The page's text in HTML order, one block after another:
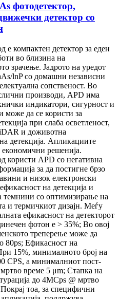
фотодетектор,
детектор со
е компактен детектор за еден
во близина на
зрачење. Јадрото на уредот
lnP со домашни независни
сопственост. Во
производи, APD има
индикатори, сигурност и
може да се користи за
при слаба осветленост,
и доживотна
детекција. Апликациите
економични решенија.
користи APD со негативна
за да постигне брзо
и низок електронски
на детекција и
темнини со оптимизирање на
и термичкиот дизајн. Меѓу
ефикасност на детекторот
фотон е > 35%; Во овој
треперење може да
80ps; Ефикасност на
15%, минималното број на
CPS, а минималниот пост-
време 5 μm; Стапка на
до 4MCps @ мртво
тоа, за специфични